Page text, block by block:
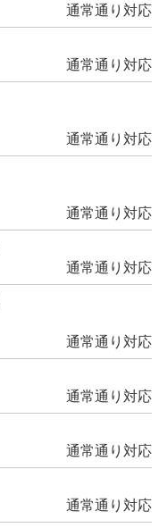
通常通り対応
通常通り対応
通常通り対応
通常通り対応
通常通り対応
通常通り対応
通常通り対応
通常通り対応
通常通り対応